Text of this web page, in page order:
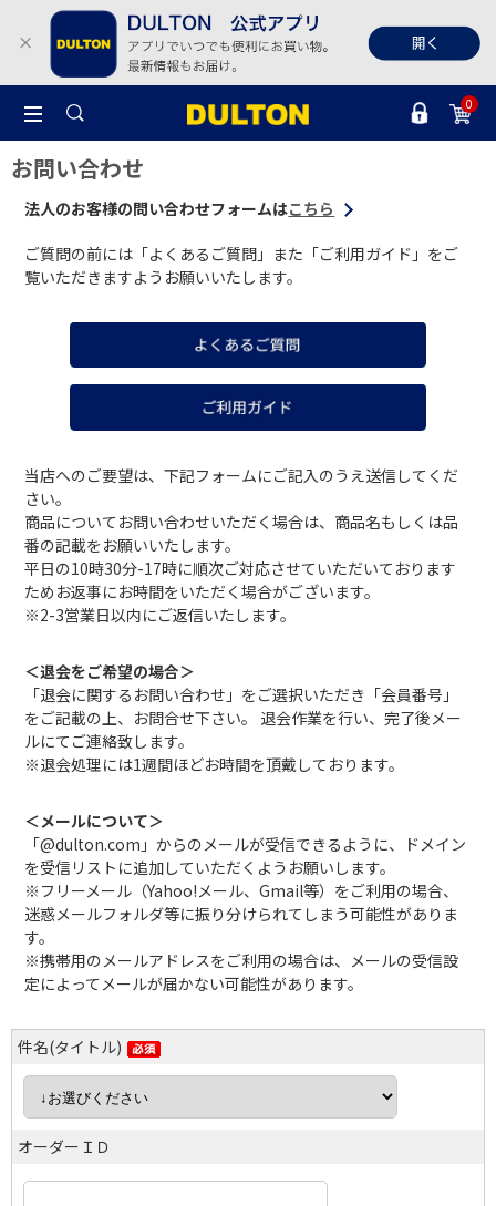
0
お問い合わせ
法人のお客様の問い合わせフォームはこちら
ご質問の前には「よくあるご質問」また「ご利用ガイド」をご
覧いただきますようお願いいたします。
当店へのご要望は、下記フォームにご記入のうえ送信してくだ
さい。
商品についてお問い合わせいただく場合は、商品名もしくは品
番の記載をお願いいたします。
平日の10時30分-17時に順次ご対応させていただいております
ためお返事にお時間をいただく場合がございます。
※2-3営業日以内にご返信いたします。
＜退会をご希望の場合＞
「退会に関するお問い合わせ」をご選択いただき「会員番号」
をご記載の上、お問合せ下さい。 退会作業を行い、完了後メー
ルにてご連絡致します。
※退会処理には1週間ほどお時間を頂戴しております。
＜メールについて＞
「@dulton.com」からのメールが受信できるように、ドメイン
を受信リストに追加していただくようお願いします。
※フリーメール（Yahoo!メール、Gmail等）をご利用の場合、
迷惑メールフォルダ等に振り分けられてしまう可能性がありま
す。
※携帯用のメールアドレスをご利用の場合は、メールの受信設
定によってメールが届かない可能性があります。
件名(タイトル)
オーダーＩＤ